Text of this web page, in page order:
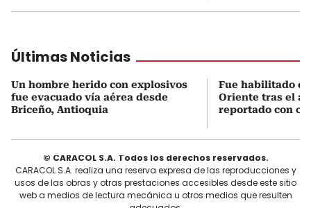
Últimas Noticias
Un hombre herido con explosivos
fue evacuado vía aérea desde
Briceño, Antioquia
Fue habilitado el
Oriente tras el
reportado con
© CARACOL S.A. Todos los derechos reservados.
CARACOL S.A. realiza una reserva expresa de las reproducciones y
usos de las obras y otras prestaciones accesibles desde este sitio
web a medios de lectura mecánica u otros medios que resulten